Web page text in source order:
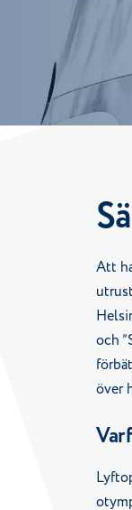
Att
och
över